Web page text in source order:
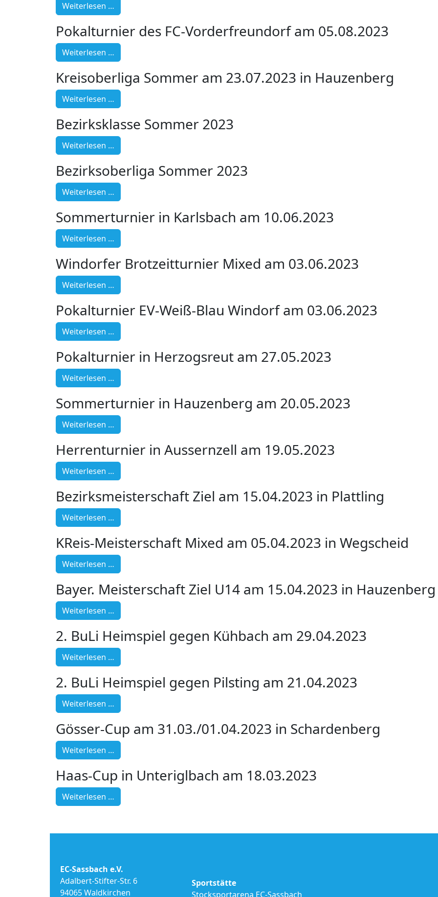
Weiterlesen …
Pokalturnier des FC-Vorderfreundorf am 05.08.2023
Weiterlesen …
Kreisoberliga Sommer am 23.07.2023 in Hauzenberg
Weiterlesen …
Bezirksklasse Sommer 2023
Weiterlesen …
Bezirksoberliga Sommer 2023
Weiterlesen …
Sommerturnier in Karlsbach am 10.06.2023
Weiterlesen …
Windorfer Brotzeitturnier Mixed am 03.06.2023
Weiterlesen …
Pokalturnier EV-Weiß-Blau Windorf am 03.06.2023
Weiterlesen …
Pokalturnier in Herzogsreut am 27.05.2023
Weiterlesen …
Sommerturnier in Hauzenberg am 20.05.2023
Weiterlesen …
Herrenturnier in Aussernzell am 19.05.2023
Weiterlesen …
Bezirksmeisterschaft Ziel am 15.04.2023 in Plattling
Weiterlesen …
KReis-Meisterschaft Mixed am 05.04.2023 in Wegscheid
Weiterlesen …
Bayer. Meisterschaft Ziel U14 am 15.04.2023 in Hauzenberg
Weiterlesen …
2. BuLi Heimspiel gegen Kühbach am 29.04.2023
Weiterlesen …
2. BuLi Heimspiel gegen Pilsting am 21.04.2023
Weiterlesen …
Gösser-Cup am 31.03./01.04.2023 in Schardenberg
Weiterlesen …
Haas-Cup in Unteriglbach am 18.03.2023
Weiterlesen …
EC-Sassbach e.V.
Adalbert-Stifter-Str. 6
94065 Waldkirchen
Sportstätte
Stocksportarena EC-Sassbach